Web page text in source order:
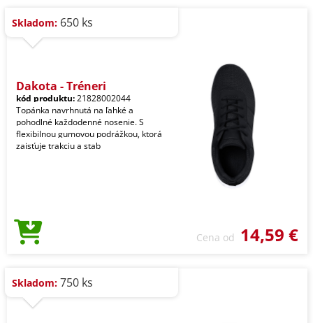
Skladom: 650 ks
Dakota - Tréneri
kód produktu:21828002044
Topánka navrhnutá na ľahké a
pohodlné každodenné nosenie. S
flexibilnou gumovou podrážkou, ktorá
zaisťuje trakciu a stab
Cena od 14,59 €
Skladom: 750 ks